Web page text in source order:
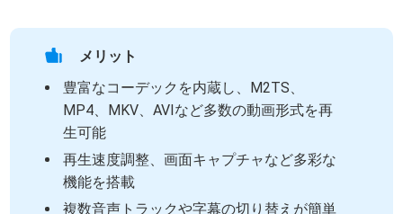
メリット
豊富なコーデックを内蔵し、M2TS、
MP4、MKV、AVIなど多数の動画形式を再
生可能
再生速度調整、画面キャプチャなど多彩な
機能を搭載
複数音声トラックや字幕の切り替えが簡単